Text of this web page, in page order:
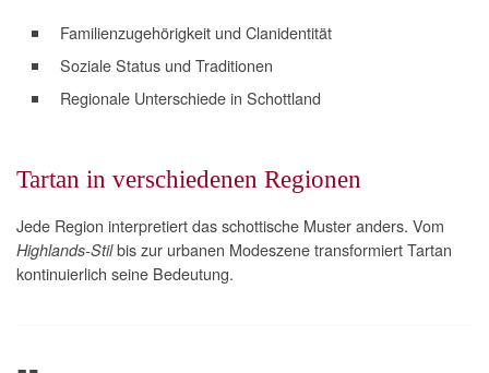
Familienzugehörigkeit und Clanidentität
Soziale Status und Traditionen
Regionale Unterschiede in Schottland
Tartan in verschiedenen Regionen
Jede Region interpretiert das schottische Muster anders. Vom
Highlands-Stilbis zur urbanen Modeszene transformiert Tartan
kontinuierlich seine Bedeutung.